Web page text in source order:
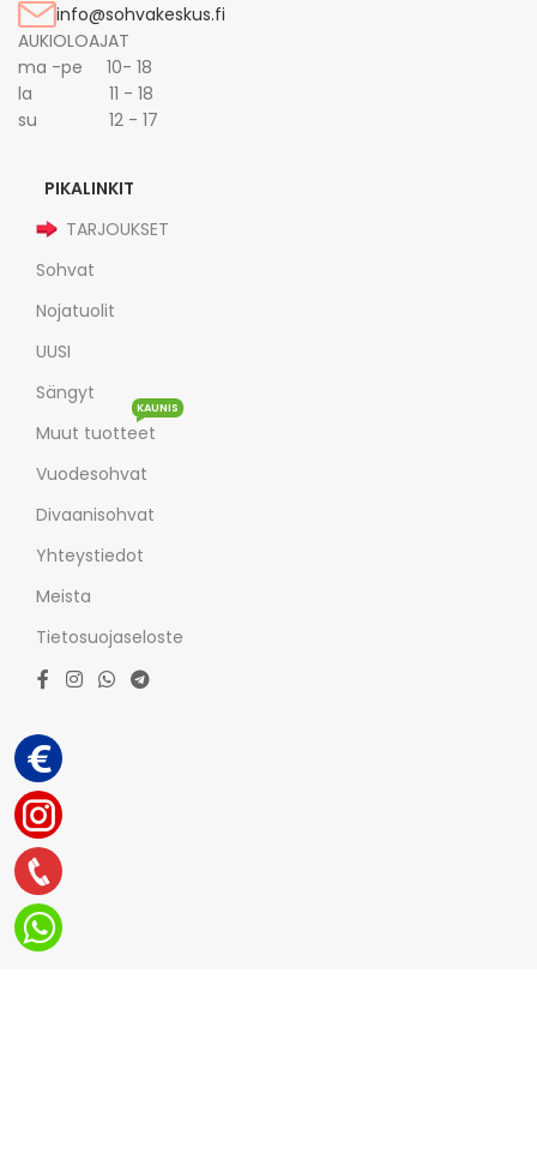
info@sohvakeskus.fi
AUKIOLOAJAT
ma -pe 10- 18
la 11 - 18
su 12 - 17
PIKALINKIT
TARJOUKSET
Sohvat
Nojatuolit
UUSI
Sängyt
Muut tuotteet
KAUNIS
Vuodesohvat
Divaanisohvat
Yhteystiedot
Meista
Tietosuojaseloste